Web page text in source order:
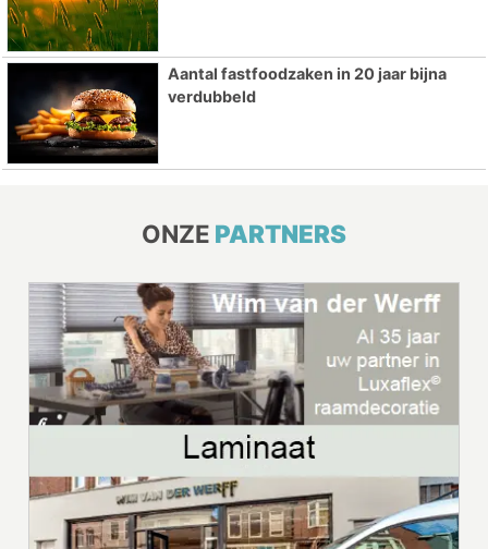
Aantal fastfoodzaken in 20 jaar bijna
verdubbeld
ONZE PARTNERS